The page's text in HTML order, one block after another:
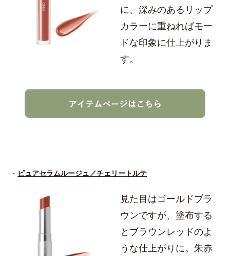
に、深みのあるリップ
カラーに重ねればモー
ドな印象に仕上がりま
す。
・ ピュアセラムルージュ／チェリートルテ
見た目はゴールドブラ
ウンですが、塗布する
とブラウンレッドのよ
うな仕上がりに。朱赤